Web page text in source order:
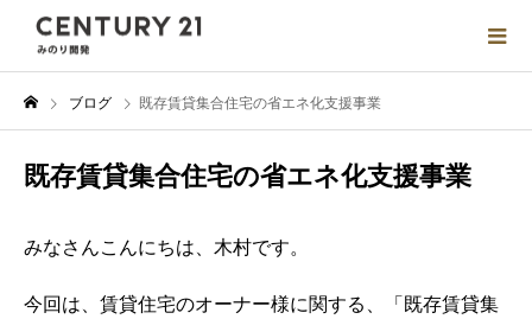
ブログ 既存賃貸集合住宅の省エネ化支援事業
既存賃貸集合住宅の省エネ化支援事業
みなさんこんにちは、木村です。
今回は、賃貸住宅のオーナー様に関する、「既存賃貸集